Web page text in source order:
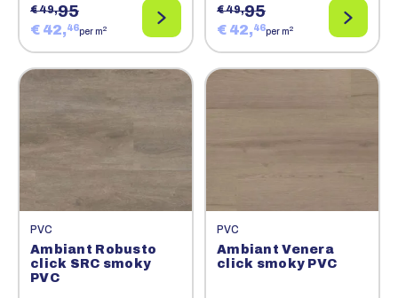
€ 49,95
€ 42,46per m2
€ 49,95
€ 42,46per m2
PVC
Ambiant Robusto
click SRC smoky
PVC
PVC
Ambiant Venera
click smoky PVC